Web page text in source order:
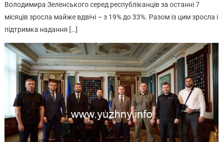
Володимира Зеленського серед республіканців за останні 7
місяців зросла майже вдвічі – з 19% до 33%. Разом із цим зросла і
підтримка надання […]